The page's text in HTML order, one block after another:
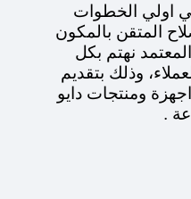
اولي الخطوات
المتقن بالمكون
نهتم بكل
وذلك بتقديم
ومنتجات دايو
.